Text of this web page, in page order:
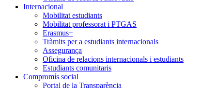
Internacional
Mobilitat estudiants
Mobilitat professorat i PTGAS
Erasmus+
Tràmits per a estudiants internacionals
Assegurança
Oficina de relacions internacionals i estudiants
Estudiants comunitaris
Compromís social
Portal de la Transparència